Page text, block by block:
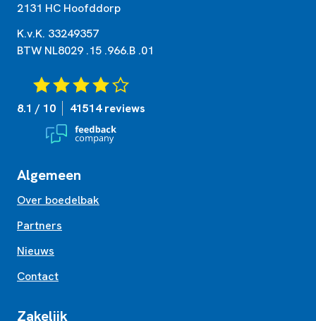
2131 HC Hoofddorp
K.v.K. 33249357
BTW NL8029 .15 .966.B .01
8.1 / 10 41514 reviews
Algemeen
Over boedelbak
Partners
Nieuws
Contact
Zakelijk